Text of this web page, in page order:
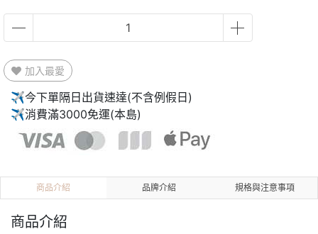
加入最愛
✈今下單隔日出貨速達(不含例假日)
✈消費滿3000免運(本島)
商品介紹 品牌介紹 規格與注意事項
商品介紹